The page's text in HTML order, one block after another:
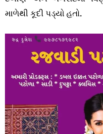
માળેથી કૂદી પડ્યો હતો.